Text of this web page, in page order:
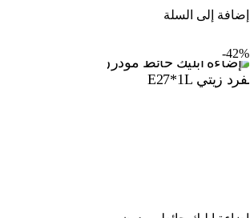
إضافة إلى السلة
42%-